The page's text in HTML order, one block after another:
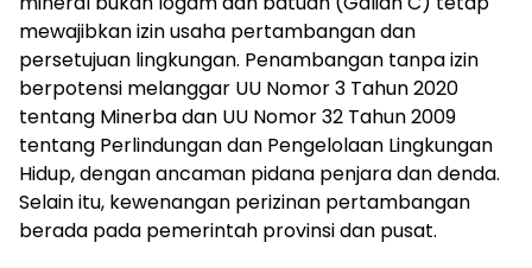
mewajibkan izin usaha pertambangan dan
persetujuan lingkungan. Penambangan tanpa izin
berpotensi melanggar UU Nomor 3 Tahun 2020
tentang Minerba dan UU Nomor 32 Tahun 2009
tentang Perlindungan dan Pengelolaan Lingkungan
Hidup, dengan ancaman pidana penjara dan denda.
Selain itu, kewenangan perizinan pertambangan
berada pada pemerintah provinsi dan pusat.